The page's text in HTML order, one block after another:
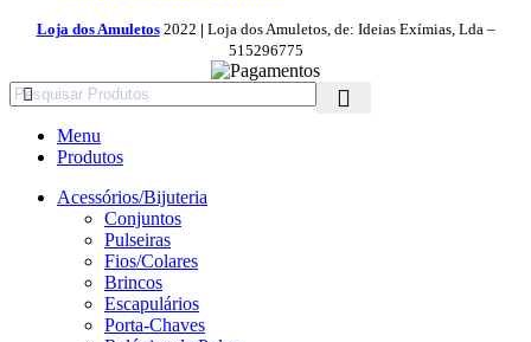
Loja dos Amuletos 2022 | Loja dos Amuletos, de: Ideias Exímias, Lda –
515296775
Menu
Produtos
Acessórios/Bijuteria
Conjuntos
Pulseiras
Fios/Colares
Brincos
Escapulários
Porta-Chaves